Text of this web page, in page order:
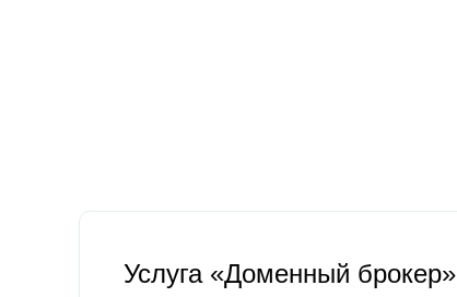
Услуга «Доменный брокер»